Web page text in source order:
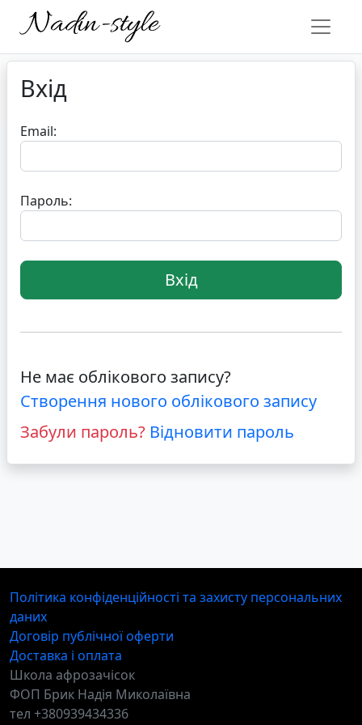
Вхід
Email:
Пароль:
Не має облікового запису?
Створення нового облікового запису
Забули пароль? Відновити пароль
Політика конфіденційності та захисту персональних
даних
Договір публічної оферти
Доставка і оплата
Школа афрозачісок
ФОП Брик Надія Миколаївна
тел +380939434336